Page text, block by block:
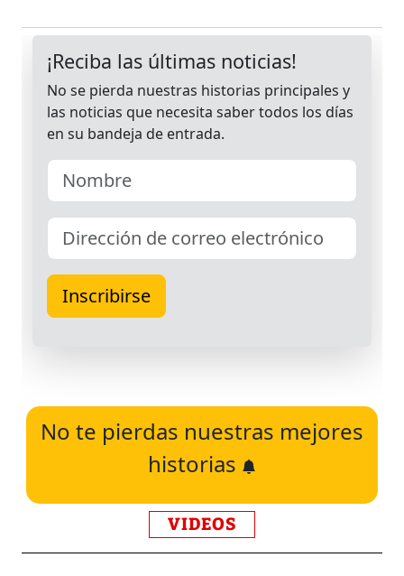
No te pierdas nuestras mejores
historias
VIDEOS